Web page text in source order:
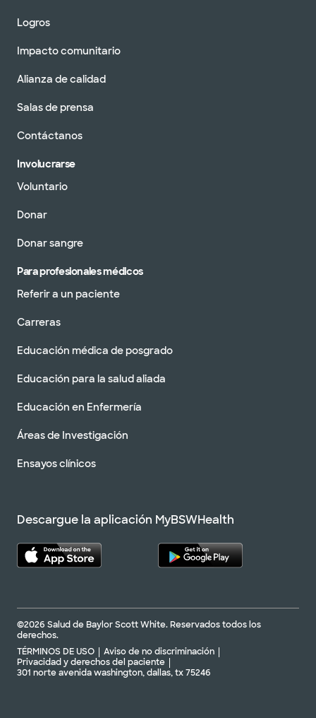
Logros
Impacto comunitario
Alianza de calidad
Salas de prensa
Contáctanos
Involucrarse
Voluntario
Donar
Donar sangre
Para profesionales médicos
Referir a un paciente
Carreras
Educación médica de posgrado
Educación para la salud aliada
Educación en Enfermería
Áreas de Investigación
Ensayos clínicos
Descargue la aplicación MyBSWHealth
©2026 Salud de Baylor Scott White. Reservados todos los
derechos.
TÉRMINOS DE USO
Aviso de no discriminación
Privacidad y derechos del paciente
301 norte avenida washington, dallas, tx 75246